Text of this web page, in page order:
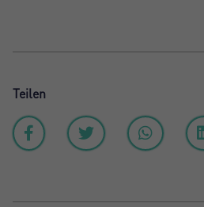
Teilen